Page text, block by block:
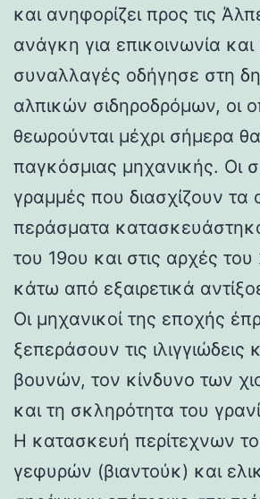
και ανηφορίζει προς τις
ανάγκη για επικοινωνία και
συναλλαγές οδήγησε στη
αλπικών σιδηροδρόμων, οι
θεωρούνται μέχρι σήμερα
παγκόσμιας μηχανικής. Οι
γραμμές που διασχίζουν τα
περάσματα
του 19ου και στις αρχές
κάτω από εξαιρετικά
Οι μηχανικοί της εποχής
ξεπεράσουν τις ιλιγγιώδεις
βουνών, τον κίνδυνο των
και τη σκληρότητα του
Η κατασκευή περίτεχνων
γεφυρών (βιαντούκ) και